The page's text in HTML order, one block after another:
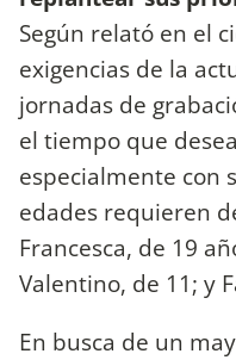
Según relató en el
exigencias de la
jornadas de
el tiempo que
especialmente con
edades requieren
Francesca, de 19
Valentino, de 11; y
En busca de un